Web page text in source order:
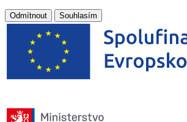
Odmítnout Souhlasím